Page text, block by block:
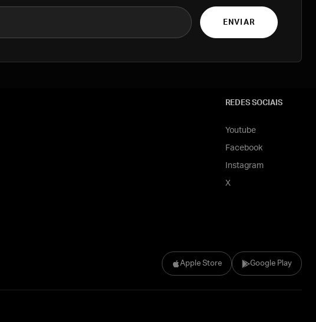
ENVIAR
Apple Store Google Play
REDES SOCIAIS
Youtube
Facebook
Instagram
X